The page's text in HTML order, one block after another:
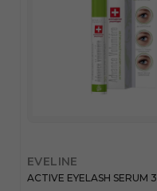
EVELINE
ACTIVE EYELASH SERUM